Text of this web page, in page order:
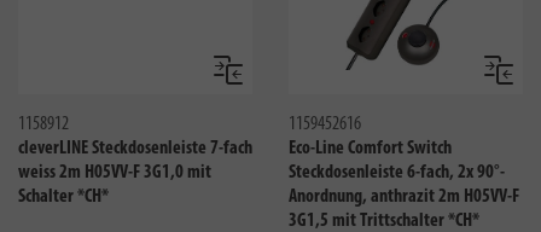
Vergleichen
1158912
cleverLINE Steckdosenleiste 7-fach
weiss 2m H05VV-F 3G1,0 mit
Schalter *CH*
1159452616
Eco-Line Comfort Switch
Steckdosenleiste 6-fach, 2x 90°-
Anordnung, anthrazit 2m H05VV-F
3G1,5 mit Trittschalter *CH*